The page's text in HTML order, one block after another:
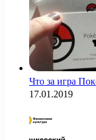
Что за игра
17.01.2019